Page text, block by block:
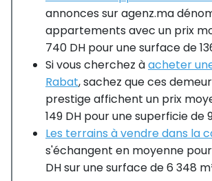
annonces sur agenz.ma
appartements avec un prix
740 DH pour une surface de
Si vous cherchez àacheter
Rabat, sachez que ces
prestige affichent un prix
149 DH pour une superficie de
Les terrains à vendre dans la
s'échangent en moyenne pour
DH sur une surface de 6 348